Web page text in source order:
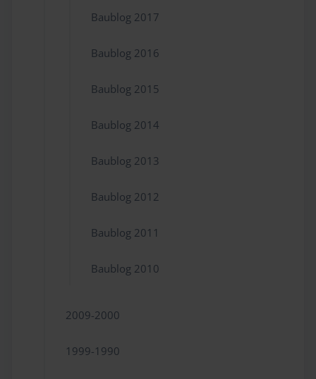
Baublog 2017
Baublog 2016
Baublog 2015
Baublog 2014
Baublog 2013
Baublog 2012
Baublog 2011
Baublog 2010
2009-2000
1999-1990